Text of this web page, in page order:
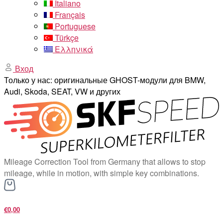
Italiano
Français
Portuguese
Türkçe
Ελληνικά
Вход
Только у нас: оригинальные GHOST-модули для BMW,
Audi, Skoda, SEAT, VW и других
Mileage Correction Tool from Germany that allows to stop
mileage, while in motion, with simple key combinations.
€0,00